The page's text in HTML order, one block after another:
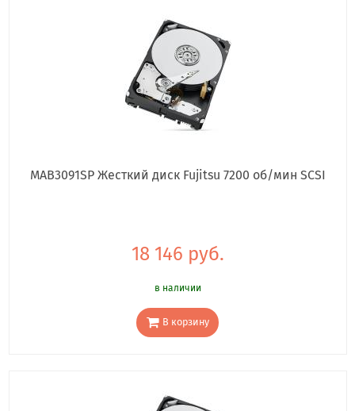
MAB3091SP Жесткий диск Fujitsu 7200 об/мин SCSI
18 146 руб.
в наличии
В корзину